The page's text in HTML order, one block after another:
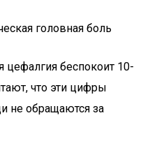
головная боль
цефалгия беспокоит 10-
что эти цифры
не обращаются за